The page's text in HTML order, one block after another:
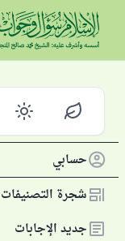
حسابي
شجرة التصنيفات
جديد الإجابات